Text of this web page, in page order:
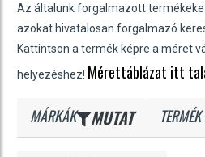
Az általunk forgalmazott
azokat hivatalosan forgalmazó
Kattintson a termék képre a méret
helyezéshez! Mérettáblázat itt
MÁRKÁK MUTAT